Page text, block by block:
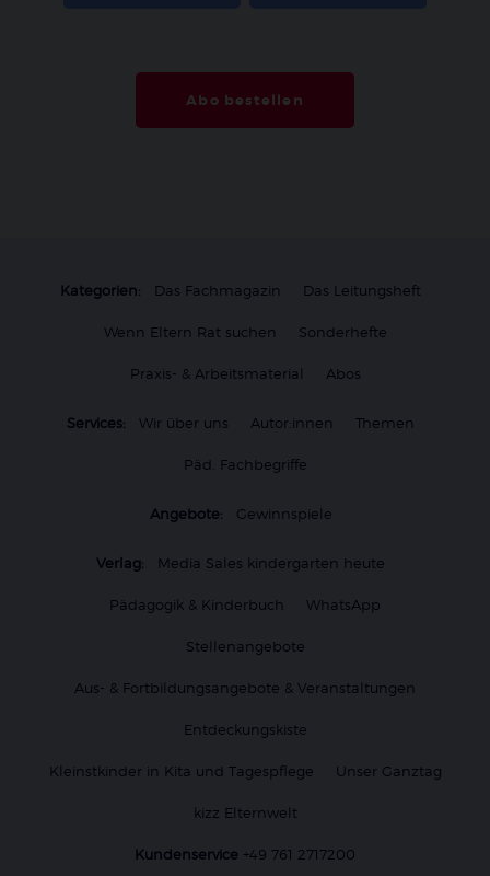
Abo bestellen
Kategorien: Das Fachmagazin Das Leitungsheft
Wenn Eltern Rat suchen Sonderhefte
Praxis- & Arbeitsmaterial Abos
Services: Wir über uns Autor:innen Themen
Päd. Fachbegriffe
Angebote: Gewinnspiele
Verlag: Media Sales kindergarten heute
Pädagogik & Kinderbuch WhatsApp
Stellenangebote
Aus- & Fortbildungsangebote & Veranstaltungen
Entdeckungskiste
Kleinstkinder in Kita und Tagespflege Unser Ganztag
kizz Elternwelt
Kundenservice +49 761 2717200